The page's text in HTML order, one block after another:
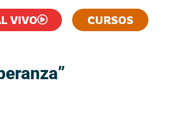
VIVO CURSOS